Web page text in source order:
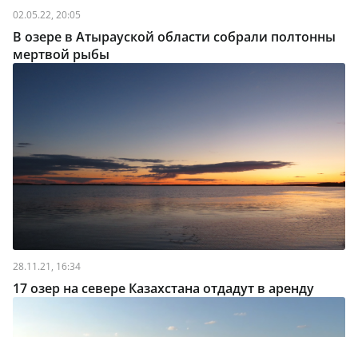
02.05.22, 20:05
В озере в Атырауской области собрали полтонны
мертвой рыбы
28.11.21, 16:34
17 озер на севере Казахстана отдадут в аренду